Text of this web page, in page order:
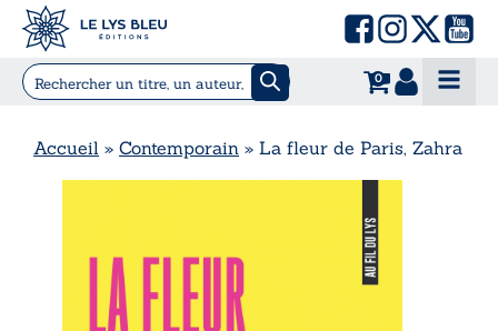
0
Accueil » Contemporain » La fleur de Paris, Zahra